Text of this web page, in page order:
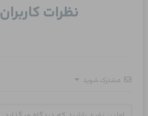
نظرات کاربران
مشترک شوید